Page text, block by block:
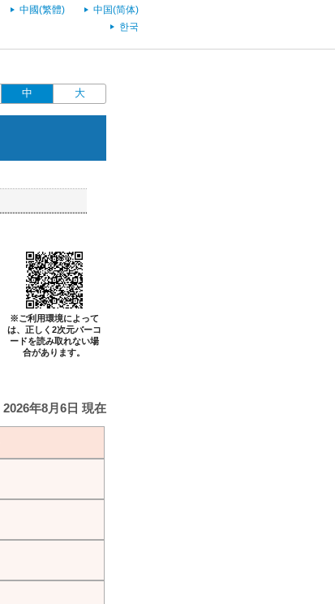
中國(繁體)
中国(简体)
한국
中 大
※ご利用環境によって
は、正しく2次元バーコ
ードを読み取れない場
合があります。
2026年8月6日 現在